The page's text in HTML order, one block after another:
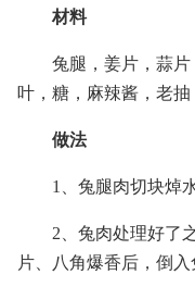
材料
兔腿，姜片，蒜
叶，糖，麻辣酱，老抽
做法
1、兔腿肉切块焯
2、兔肉处理好了
片、八角爆香后，倒入